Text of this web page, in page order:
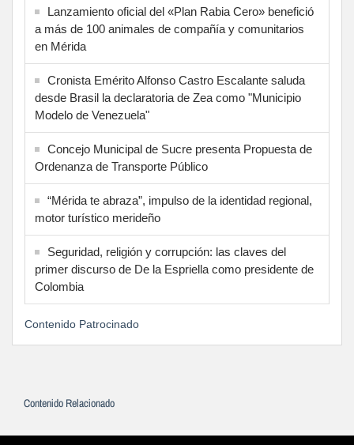
Lanzamiento oficial del «Plan Rabia Cero» benefició
a más de 100 animales de compañía y comunitarios
en Mérida
Cronista Emérito Alfonso Castro Escalante saluda
desde Brasil la declaratoria de Zea como "Municipio
Modelo de Venezuela"
Concejo Municipal de Sucre presenta Propuesta de
Ordenanza de Transporte Público
“Mérida te abraza”, impulso de la identidad regional,
motor turístico merideño
Seguridad, religión y corrupción: las claves del
primer discurso de De la Espriella como presidente de
Colombia
Contenido Patrocinado
Contenido Relacionado